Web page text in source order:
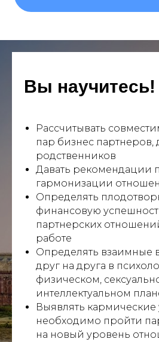
Вы научитесь!
Рассчитывать
пар бизнес партнеров,
родственников
Давать рекомендации
гармонизации
Определять
финансовую
партнерских
работе
Определять взаимные
друг на друга в
физическом,
интеллектуальном
Выявлять
необходимо пройти
на новый уровень